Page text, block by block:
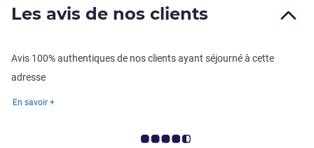
Les avis de nos clients
Avis 100% authentiques de nos clients ayant séjourné à cette
adresse
En savoir +